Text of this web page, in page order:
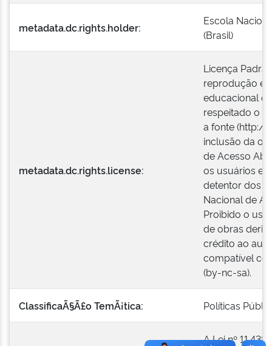
metadata.dc.rights.holder:
Escola
(Brasil)
metadata.dc.rights.license:
Licença
reprodução e
educacional
respeitado o
a fonte (http://
inclusão da
de Acesso
os usuários
detentor dos
Nacional de
Proibido o
de obras
crédito ao
compatível
(by-nc-sa).
ClassificaÃ§Ã£o TemÃ¡tica: Políticas
A Lei nº